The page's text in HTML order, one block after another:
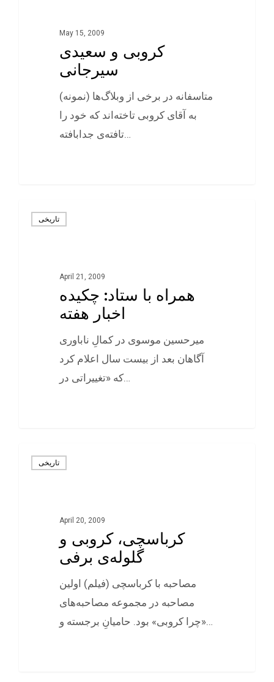
May 15, 2009
کروبی و سعیدی
سیرجانی
متاسفانه در برخی از وبلاگ‌ها (نمونه)
به آقای کروبی تاخته‌اند که خود را
تافته‌ی جدابافته…
تاريخی
April 21, 2009
همراه با ستاد: چکیده
اخبار هفته
ميرحسين موسوی در کمالِ ناباوری
آگاهان بعد از بيست سال اعلام کرد
که «تغییراتی در…
تاريخی
April 20, 2009
کرباسچی، کروبی و
گلوله‌ی برفی
مصاحبه با کرباسچی (فيلم) اولين
مصاحبه در مجموعه مصاحبه‌های
«چرا کروبی» بود. حاميانِ برجسته و…